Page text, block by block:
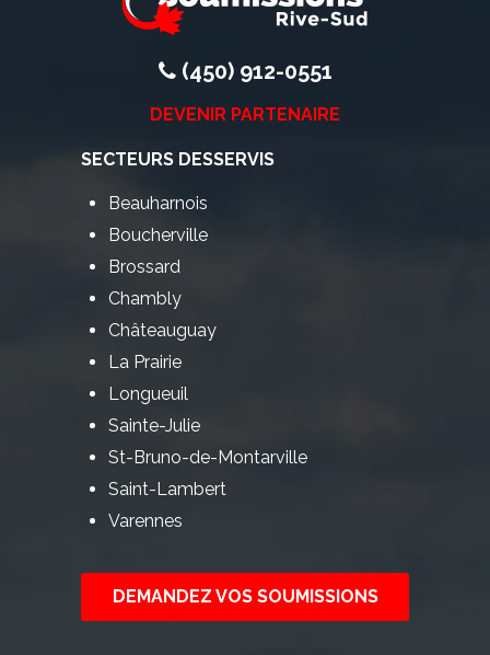
(450) 912-0551
DEVENIR PARTENAIRE
SECTEURS DESSERVIS
Beauharnois
Boucherville
Brossard
Chambly
Châteauguay
La Prairie
Longueuil
Sainte-Julie
St-Bruno-de-Montarville
Saint-Lambert
Varennes
DEMANDEZ VOS SOUMISSIONS